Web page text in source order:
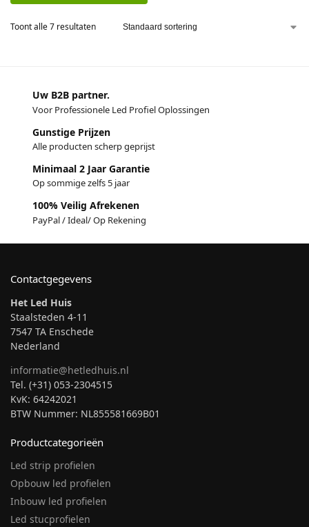
Toont alle 7 resultaten
Uw B2B partner.
Voor Professionele Led Profiel Oplossingen
Gunstige Prijzen
Alle producten scherp geprijst
Minimaal 2 Jaar Garantie
Op sommige zelfs 5 jaar
100% Veilig Afrekenen
PayPal / Ideal/ Op Rekening
Contactgegevens
Het Led Huis
Staalsteden 4-11
7547 TA Enschede
Nederland
informatie@hetledhuis.nl
Tel. (+31) 053-2304515
KvK: 64242021
BTW Nummer: NL855581669B01
Productcategorieën
Led strip profielen
Opbouw led profielen
Inbouw led profielen
Led stucprofielen